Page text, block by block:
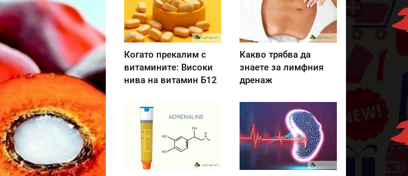
Когато прекалим с
витамините: Високи
нива на витамин Б12
Какво трябва да
знаете за лимфния
дренаж